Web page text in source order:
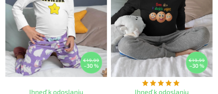
€19,99
–30 %
Ihneď k odoslaniu
€19,99
–30 %
Ihneď k odoslaniu